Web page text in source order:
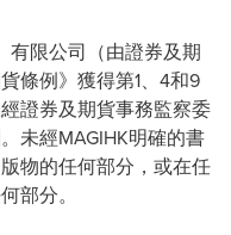
有限公司（由證券及期
條例》獲得第1、4和9
證券及期貨事務監察委
未經MAGIHK明確的書
物的任何部分，或在任
部分。